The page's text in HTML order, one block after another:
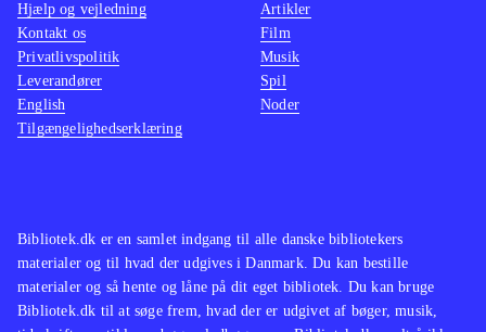
dansk. Vær opmærksom på, at
programmet har installationskode
Bibliotek.dk er en samlet indgang til alle danske bibliotekers
materialer og til hvad der udgives i Danmark. Du kan bestille
materialer og så hente og låne på dit eget bibliotek. Du kan bruge
Bibliotek.dk til at søge frem, hvad der er udgivet af bøger, musik,
Hjælp og vejledning
Kontakt os
Privatlivspolitik
Leverandører
English
Tilgængelighedserklæring
Artikler
Film
Musik
Spil
Noder